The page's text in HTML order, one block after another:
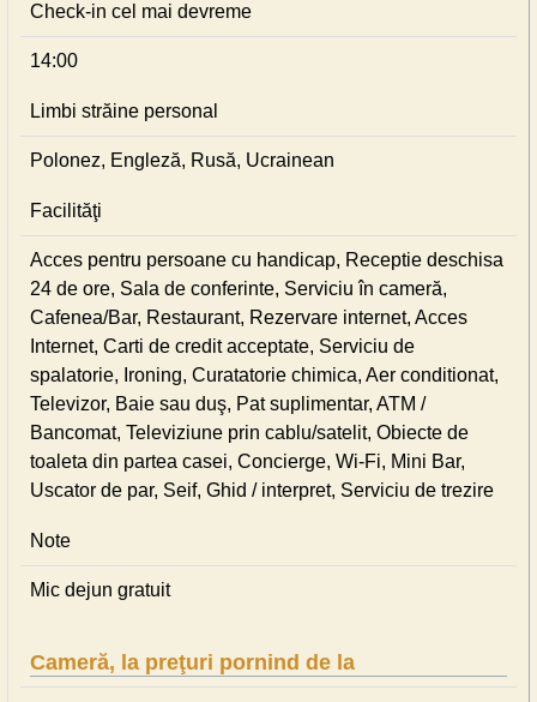
Check-in cel mai devreme
14:00
Limbi străine personal
Polonez, Engleză, Rusă, Ucrainean
Facilităţi
Acces pentru persoane cu handicap, Receptie deschisa
24 de ore, Sala de conferinte, Serviciu în cameră,
Cafenea/Bar, Restaurant, Rezervare internet, Acces
Internet, Carti de credit acceptate, Serviciu de
spalatorie, Ironing, Curatatorie chimica, Aer conditionat,
Televizor, Baie sau duş, Pat suplimentar, ATM /
Bancomat, Televiziune prin cablu/satelit, Obiecte de
toaleta din partea casei, Concierge, Wi-Fi, Mini Bar,
Uscator de par, Seif, Ghid / interpret, Serviciu de trezire
Note
Mic dejun gratuit
Cameră, la preţuri pornind de la